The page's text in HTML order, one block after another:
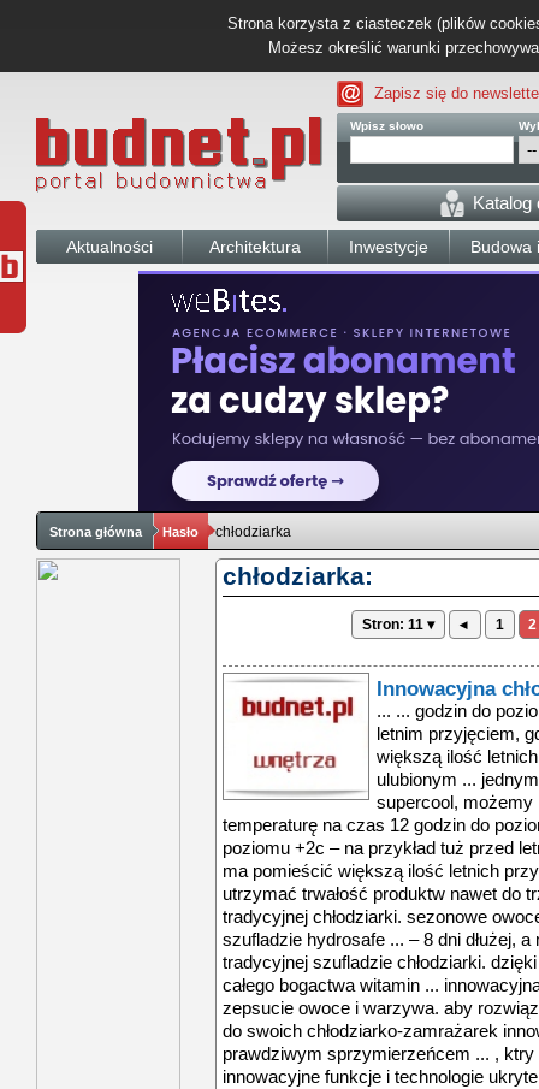
Strona korzysta z ciasteczek (plików
Możesz określić warunki
Zapisz się do
Wpisz słowo
Katalog
Aktualności Architektura Inwestycje Budowa
Strona główna Hasło chłodziarka
chłodziarka:
Stron: 11 ▾ ◂ 1 2
Innowacyjna
... ... godzin do
letnim przyjęciem,
większą ilość
ulubionym ...
supercool, możemy
temperaturę na czas 12 godzin do
poziomu +2c – na przykład tuż przed
ma pomieścić większą ilość letnich
utrzymać trwałość produktw nawet do
tradycyjnej chłodziarki. sezonowe
szufladzie hydrosafe ... – 8 dni dłużej,
tradycyjnej szufladzie chłodziarki.
całego bogactwa witamin ...
zepsucie owoce i warzywa. aby
do swoich chłodziarko-zamrażarek
prawdziwym sprzymierzeńcem ... ,
innowacyjne funkcje i technologie